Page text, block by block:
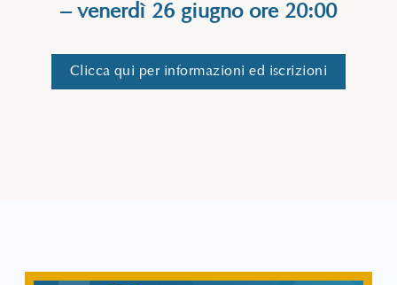
– venerdì 26 giugno ore 20:00
Clicca qui per informazioni ed iscrizioni